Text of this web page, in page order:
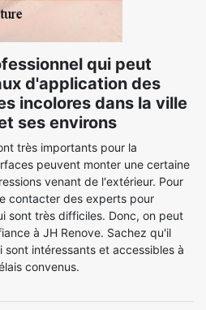
qui peut
d'application des
incolores dans la ville
ses environs
très importants pour la
peuvent monter une certaine
venant de l'extérieur. Pour
contacter des experts pour
sont très difficiles. Donc, on peut
à JH Renove. Sachez qu'il
intéressants et accessibles à
convenus.